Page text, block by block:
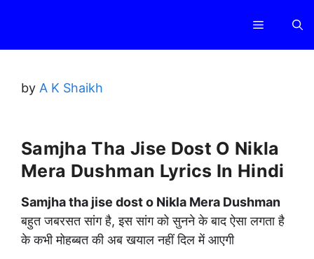
content
Menu
by A K Shaikh
Samjha Tha Jise Dost O Nikla
Mera Dushman Lyrics In Hindi
Samjha tha jise dost o Nikla Mera Dushman
बहुत जबरसत सांग है, इस सांग को सुनने के बाद ऐसा लगता है
के कभी मोहब्बत की अब खयाल नहीं दिल में आएगी